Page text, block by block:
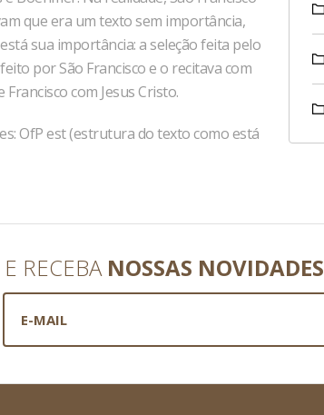
que era um texto sem importância,
sua importância: a seleção feita pelo
feito por São Francisco e o recitava com
com Jesus Cristo.
OfP est (estrutura do texto como está
RECEBA NOSSAS NOVIDADES